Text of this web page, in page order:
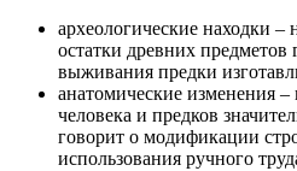
археологические находки
остатки древних предметов
выживания предки
анатомические изменения
человека и предков
говорит о модификации
использования ручного